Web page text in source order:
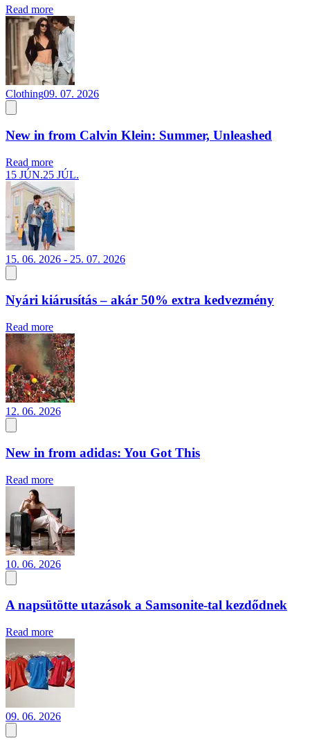
Read more
Clothing09. 07. 2026
New in from Calvin Klein: Summer, Unleashed
Read more
15 JÚN.25 JÚL.
15. 06. 2026 - 25. 07. 2026
Nyári kiárusítás – akár 50% extra kedvezmény
Read more
12. 06. 2026
New in from adidas: You Got This
Read more
10. 06. 2026
A napsütötte utazások a Samsonite-tal kezdődnek
Read more
09. 06. 2026